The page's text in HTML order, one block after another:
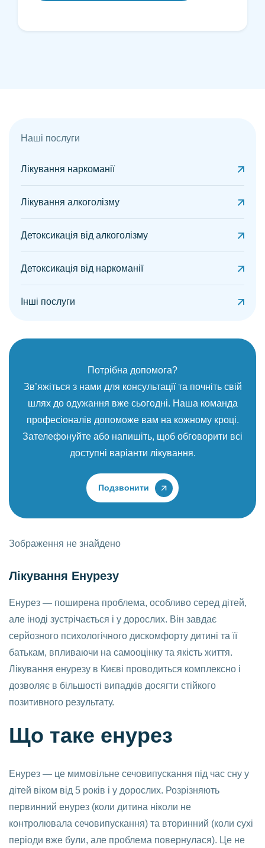
Наші послуги
Лікування наркоманії
Лікування алкоголізму
Детоксикація від алкоголізму
Детоксикація від наркоманії
Інші послуги
Потрібна допомога?
Зв’яжіться з нами для консультації та почніть свій
шлях до одужання вже сьогодні. Наша команда
професіоналів допоможе вам на кожному кроці.
Зателефонуйте або напишіть, щоб обговорити всі
доступні варіанти лікування.
Подзвонити
Зображення не знайдено
Лікування Енурезу
Енурез — поширена проблема, особливо серед дітей,
але іноді зустрічається і у дорослих. Він завдає
серйозного психологічного дискомфорту дитині та її
батькам, впливаючи на самооцінку та якість життя.
Лікування енурезу в Києві проводиться комплексно і
дозволяє в більшості випадків досягти стійкого
позитивного результату.
Що таке енурез
Енурез — це мимовільне сечовипускання під час сну у
дітей віком від 5 років і у дорослих. Розрізняють
первинний енурез (коли дитина ніколи не
контролювала сечовипускання) та вторинний (коли сухі
періоди вже були, але проблема повернулася). Це не